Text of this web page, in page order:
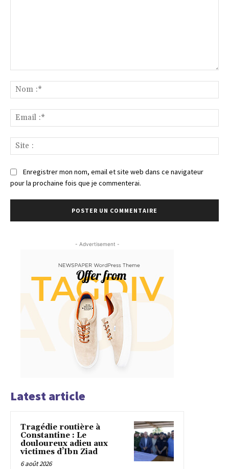
:*
:*
:
Enregistrer mon nom, email et site web dans ce navigateur
pour la prochaine fois que je commenterai.
- Advertisement -
Latest article
Tragédie routière à
Constantine : Le
douloureux adieu aux
victimes d’Ibn Ziad
6 août 2026